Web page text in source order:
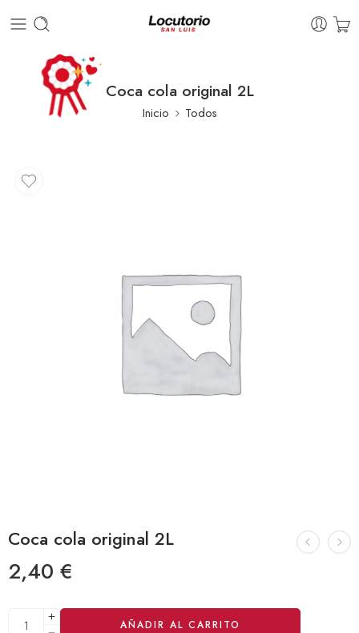
Coca cola original 2L
Inicio Todos
Coca cola original 2L
2,40 €
AÑADIR AL CARRITO
Alternative: